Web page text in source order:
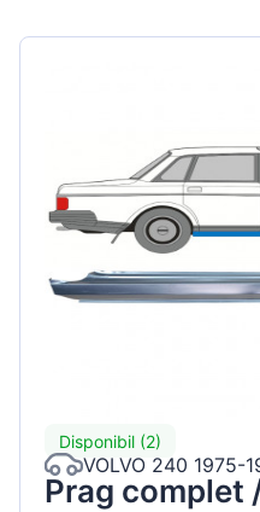
Disponibil (2)
VOLVO 240 1975-
Prag complet